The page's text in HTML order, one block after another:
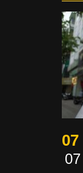
07
07